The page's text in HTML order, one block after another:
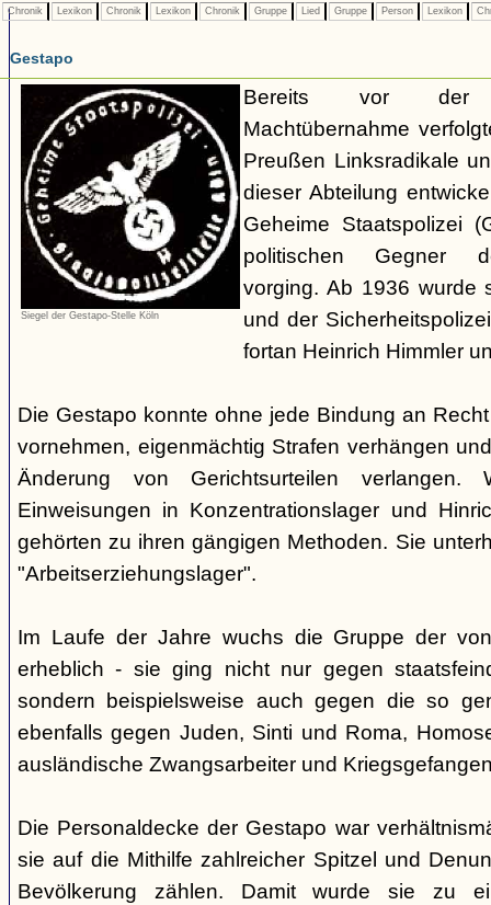
Chronik Lexikon Chronik Lexikon Chronik Gruppe Lied Gruppe Person Lexikon
Gestapo
Siegel der Gestapo-Stelle Köln
Bereits vor der
Machtübernahme
Preußen Linksradikale
dieser Abteilung
Geheime Staatspolizei
politischen Gegner
vorging. Ab 1936 wurde
und der
fortan Heinrich Himmler
Die Gestapo konnte ohne jede Bindung an
vornehmen, eigenmächtig Strafen verhängen
Änderung von Gerichtsurteilen verlangen.
Einweisungen in Konzentrationslager und
gehörten zu ihren gängigen Methoden. Sie
"Arbeitserziehungslager".
Im Laufe der Jahre wuchs die Gruppe der
erheblich - sie ging nicht nur gegen
sondern beispielsweise auch gegen die so
ebenfalls gegen Juden, Sinti und Roma,
ausländische Zwangsarbeiter und
Die Personaldecke der Gestapo war
sie auf die Mithilfe zahlreicher Spitzel und
Bevölkerung zählen. Damit wurde sie zu